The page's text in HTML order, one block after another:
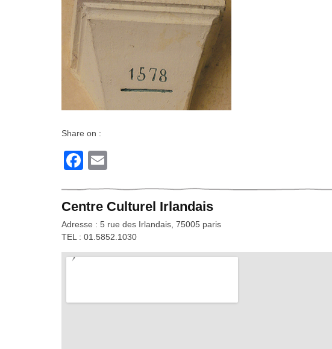
Share on :
Facebook
Centre Culturel Irlandais
Adresse : 5 rue des Irlandais, 75005 paris
TEL : 01.5852.1030